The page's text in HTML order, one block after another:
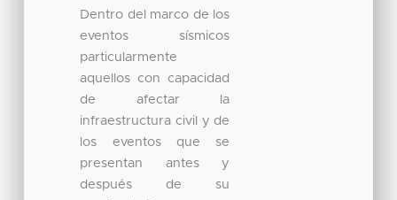
Dentro del marco de los
eventos sísmicos
particularmente
aquellos con capacidad
de afectar la
infraestructura civil y de
los eventos que se
presentan antes y
después de su